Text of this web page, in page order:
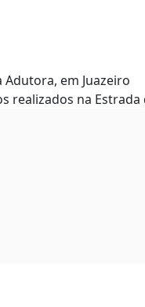
em Juazeiro
na Estrada